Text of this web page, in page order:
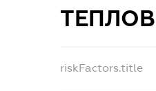
riskFactors.title